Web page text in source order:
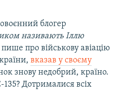
блогер
називають Іллю
про військову авіацію
вказав у своєму
знову недобрий, країно.
Дотрималися всіх